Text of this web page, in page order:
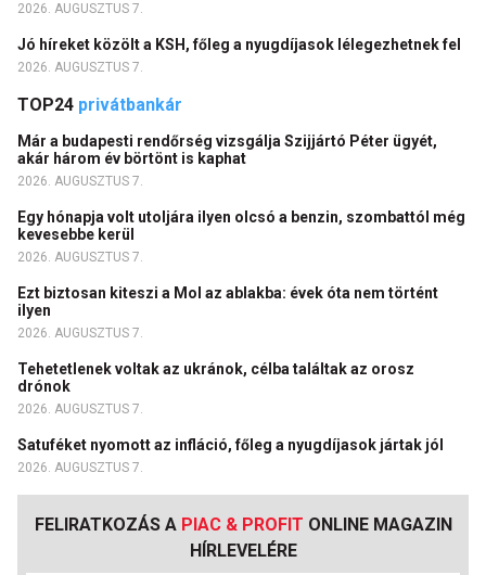
2026. AUGUSZTUS 7.
Jó híreket közölt a KSH, főleg a nyugdíjasok lélegezhetnek fel
2026. AUGUSZTUS 7.
TOP24 privátbankár
Már a budapesti rendőrség vizsgálja Szijjártó Péter ügyét,
akár három év börtönt is kaphat
2026. AUGUSZTUS 7.
Egy hónapja volt utoljára ilyen olcsó a benzin, szombattól még
kevesebbe kerül
2026. AUGUSZTUS 7.
Ezt biztosan kiteszi a Mol az ablakba: évek óta nem történt
ilyen
2026. AUGUSZTUS 7.
Tehetetlenek voltak az ukránok, célba találtak az orosz
drónok
2026. AUGUSZTUS 7.
Satuféket nyomott az infláció, főleg a nyugdíjasok jártak jól
2026. AUGUSZTUS 7.
FELIRATKOZÁS A PIAC & PROFIT ONLINE MAGAZIN
HÍRLEVELÉRE